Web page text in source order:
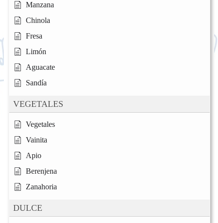
Manzana
Chinola
Fresa
Limón
Aguacate
Sandía
VEGETALES
Vegetales
Vainita
Apio
Berenjena
Zanahoria
DULCE